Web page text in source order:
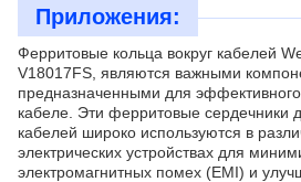
Приложения:
Ферритовые кольца вокруг кабелей
V18017FS, являются важными
предназначенными для
кабеле. Эти ферритовые
кабелей широко используются в
электрических устройствах для
электромагнитных помех (EMI) и